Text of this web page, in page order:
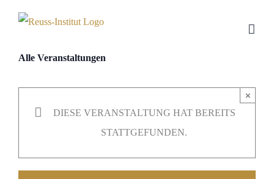
Alle Veranstaltungen
DIESE VERANSTALTUNG HAT BEREITS
STATTGEFUNDEN.
×